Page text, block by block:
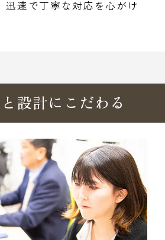
迅速で丁寧な対応を心がけ
設計にこだわる